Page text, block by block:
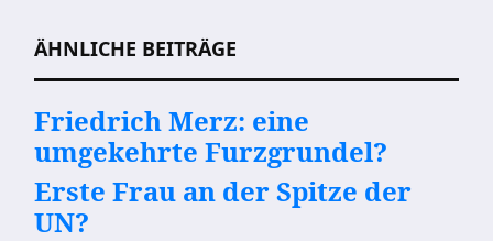
ÄHNLICHE BEITRÄGE
Friedrich Merz: eine
umgekehrte Furzgrundel?
Erste Frau an der Spitze der
UN?